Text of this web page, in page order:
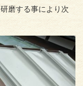
磨する事により次